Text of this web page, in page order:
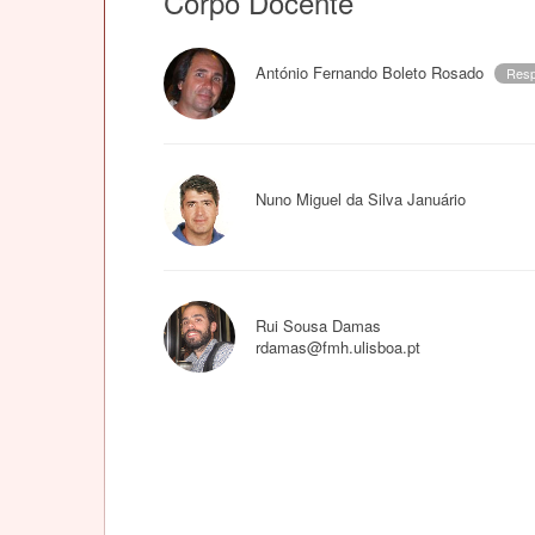
António Fernando Boleto Rosado
Nuno Miguel da Silva Januário
Rui Sousa Damas
rdamas@fmh.ulisboa.pt